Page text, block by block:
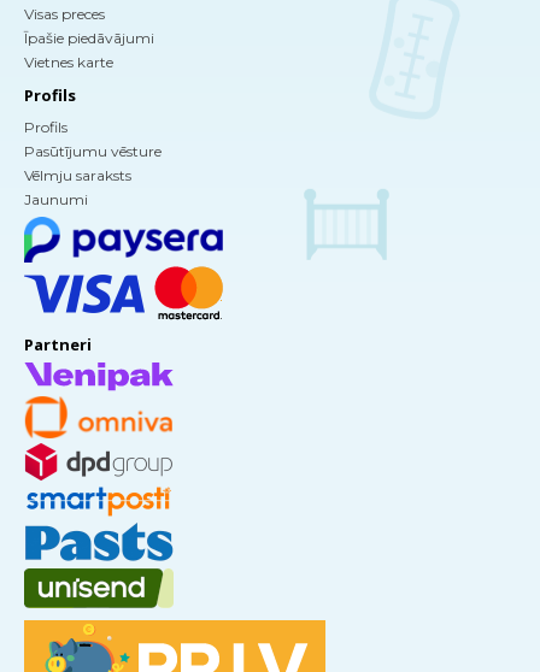
Visas preces
Īpašie piedāvājumi
Vietnes karte
Profils
Profils
Pasūtījumu vēsture
Vēlmju saraksts
Jaunumi
Partneri